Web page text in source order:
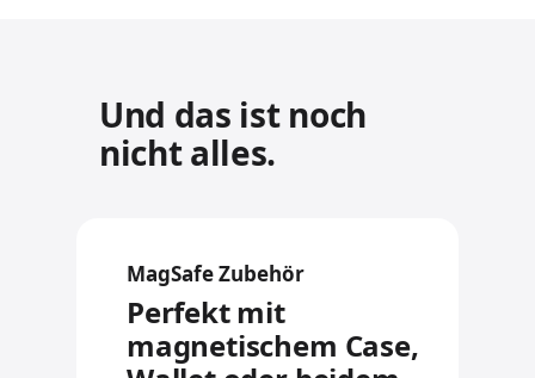
Und das ist noch
nicht alles.
MagSafe Zubehör
Perfekt mit
magnetischem Case,